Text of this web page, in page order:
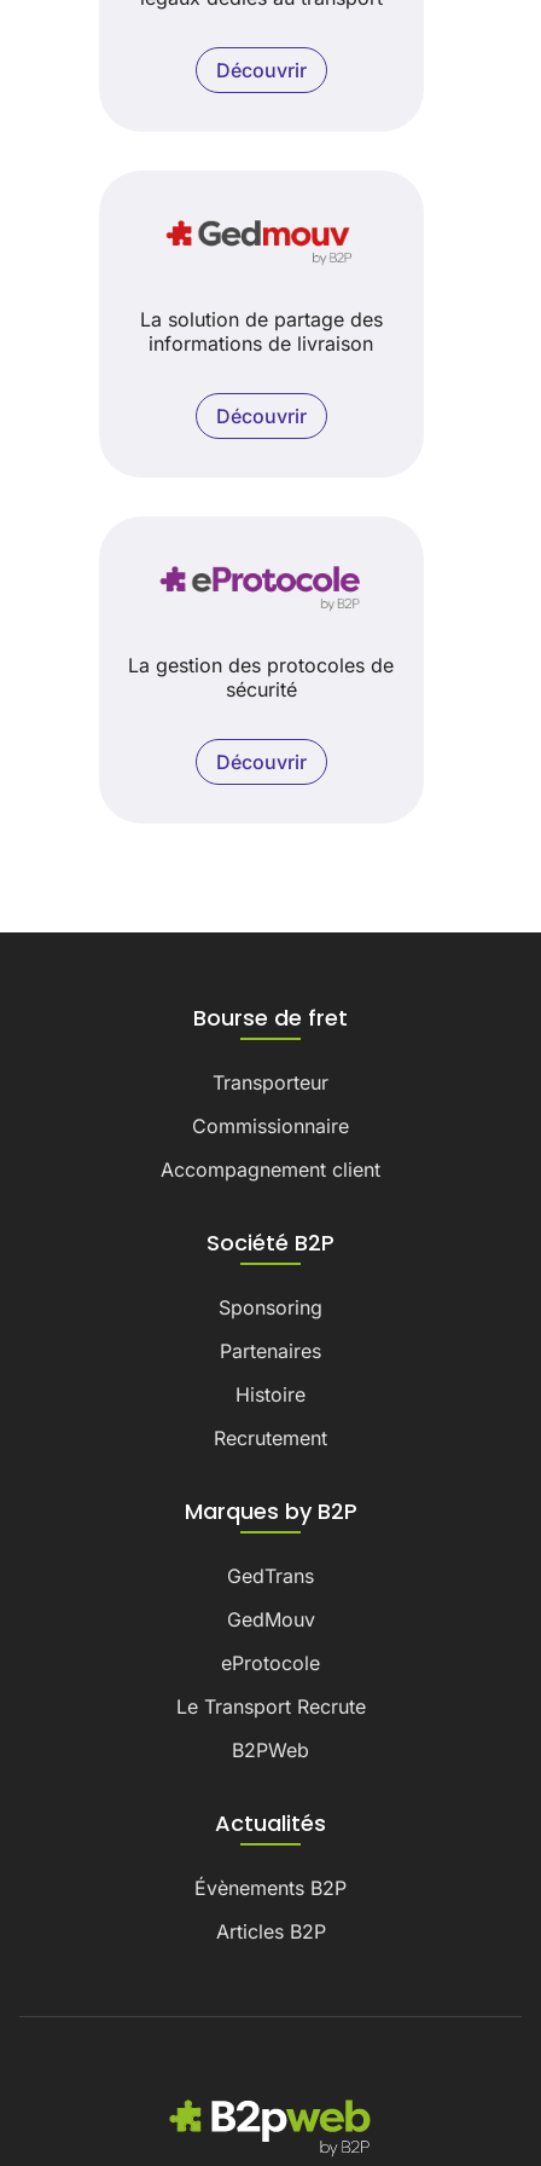
Découvrir
La solution de partage des
informations de livraison
Découvrir
La gestion des protocoles de
sécurité
Découvrir
Bourse de fret
Transporteur
Commissionnaire
Accompagnement client
Société B2P
Sponsoring
Partenaires
Histoire
Recrutement
Marques by B2P
GedTrans
GedMouv
eProtocole
Le Transport Recrute
B2PWeb
Actualités
Évènements B2P
Articles B2P